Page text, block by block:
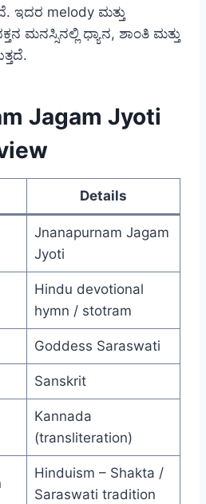
ಇದರ melody ಮತ್ತು
ಮನಸ್ಸಿನಲ್ಲಿ ಧ್ಯಾನ, ಶಾಂತಿ ಮತ್ತು
Jagam Jyoti
Details
Jnanapurnam Jagam
Jyoti
Hindu devotional
hymn / stotram
Goddess Saraswati
Sanskrit
Kannada
(transliteration)
Hinduism – Shakta /
Saraswati tradition